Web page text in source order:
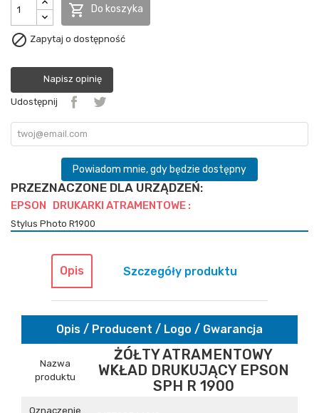
 Do koszyka
 Zapytaj o dostępność
Napisz opinię
Udostępnij
Powiadom mnie, gdy będzie dostępny
PRZEZNACZONE DLA URZĄDZEŃ:
EPSON DRUKARKI ATRAMENTOWE :
Stylus Photo R1900
Opis Szczegóły produktu
Opis / Producent / Logo / Gwarancja
Nazwa
produktu
ŻÓŁTY ATRAMENTOWY
WKŁAD DRUKUJĄCY EPSON
SPH R 1900
Oznaczenie